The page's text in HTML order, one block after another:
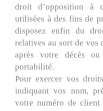
droit d’opposition à
utilisées à des fins de
disposez enfin du
relatives au sort de vos
après votre décès
portabilité.
Pour exercer vos
indiquant vos nom,
votre numéro de